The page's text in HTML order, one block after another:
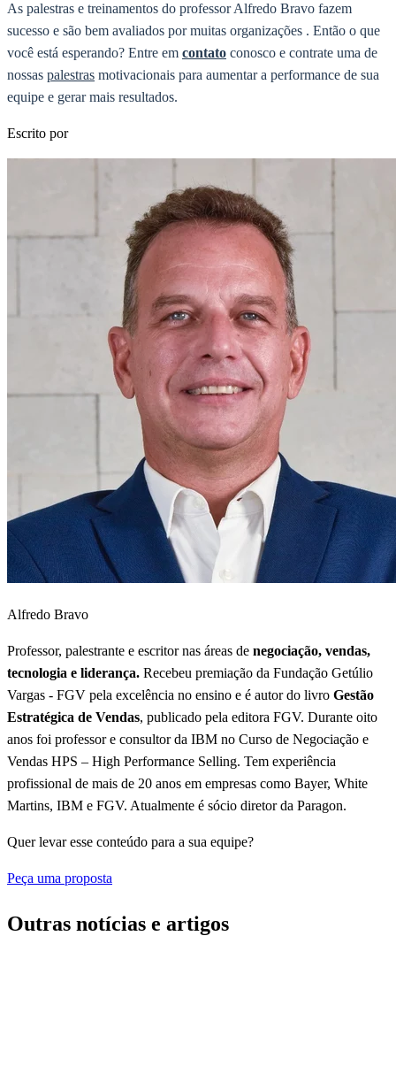
As palestras e treinamentos do professor Alfredo Bravo fazem
sucesso e são bem avaliados por muitas organizações . Então o que
você está esperando? Entre em contato conosco e contrate uma de
nossas palestras motivacionais para aumentar a performance de sua
equipe e gerar mais resultados.
Escrito por
Alfredo Bravo
Professor, palestrante e escritor nas áreas de negociação, vendas,
tecnologia e liderança. Recebeu premiação da Fundação Getúlio
Vargas - FGV pela excelência no ensino e é autor do livro Gestão
Estratégica de Vendas, publicado pela editora FGV. Durante oito
anos foi professor e consultor da IBM no Curso de Negociação e
Vendas HPS – High Performance Selling. Tem experiência
profissional de mais de 20 anos em empresas como Bayer, White
Martins, IBM e FGV. Atualmente é sócio diretor da Paragon.
Quer levar esse conteúdo para a sua equipe?
Peça uma proposta
Outras notícias e artigos